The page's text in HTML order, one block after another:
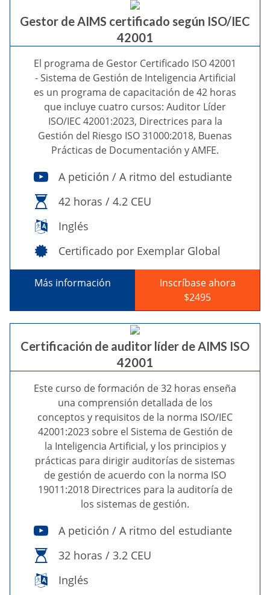
Gestor de AIMS certificado según ISO/IEC
42001
El programa de Gestor Certificado ISO 42001
- Sistema de Gestión de Inteligencia Artificial
es un programa de capacitación de 42 horas
que incluye cuatro cursos: Auditor Líder
ISO/IEC 42001:2023, Directrices para la
Gestión del Riesgo ISO 31000:2018, Buenas
Prácticas de Documentación y AMFE.
A petición / A ritmo del estudiante
42 horas / 4.2 CEU
Inglés
Certificado por Exemplar Global
Más información
Inscríbase ahora
$2495
Certificación de auditor líder de AIMS ISO
42001
Este curso de formación de 32 horas enseña
una comprensión detallada de los
conceptos y requisitos de la norma ISO/IEC
42001:2023 sobre el Sistema de Gestión de
la Inteligencia Artificial, y los principios y
prácticas para dirigir auditorías de sistemas
de gestión de acuerdo con la norma ISO
19011:2018 Directrices para la auditoría de
los sistemas de gestión.
A petición / A ritmo del estudiante
32 horas / 3.2 CEU
Inglés